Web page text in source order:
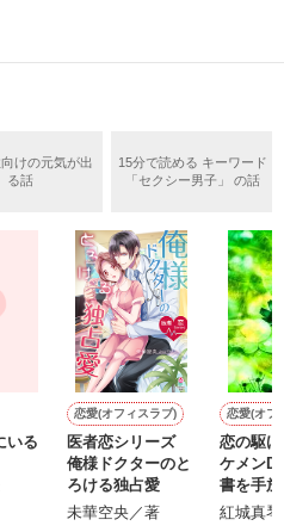
んが、
ると嬉しいです。
を読む
けの元気が出
る話
15分で読める キーワード
「セクシー男子」 の話
いる
恋愛(オフィスラブ)
医者恋シリーズ
俺様ドクターのと
ろける独占愛
未華空央／著
恋愛(オフ
恋の駆
ケメン
書を手
紅城真